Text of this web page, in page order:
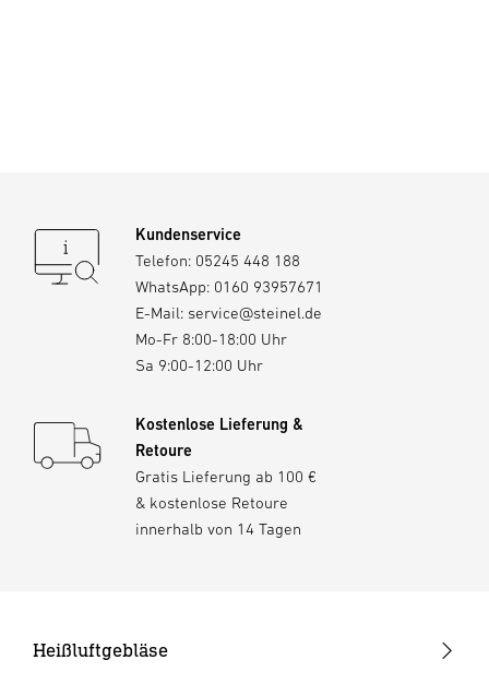
Kundenservice
Telefon: 05245 448 188
WhatsApp: 0160 93957671
E-Mail: service@steinel.de
Mo-Fr 8:00-18:00 Uhr
Sa 9:00-12:00 Uhr
Kostenlose Lieferung &
Retoure
Gratis Lieferung ab 100 €
& kostenlose Retoure
innerhalb von 14 Tagen
Heißluftgebläse